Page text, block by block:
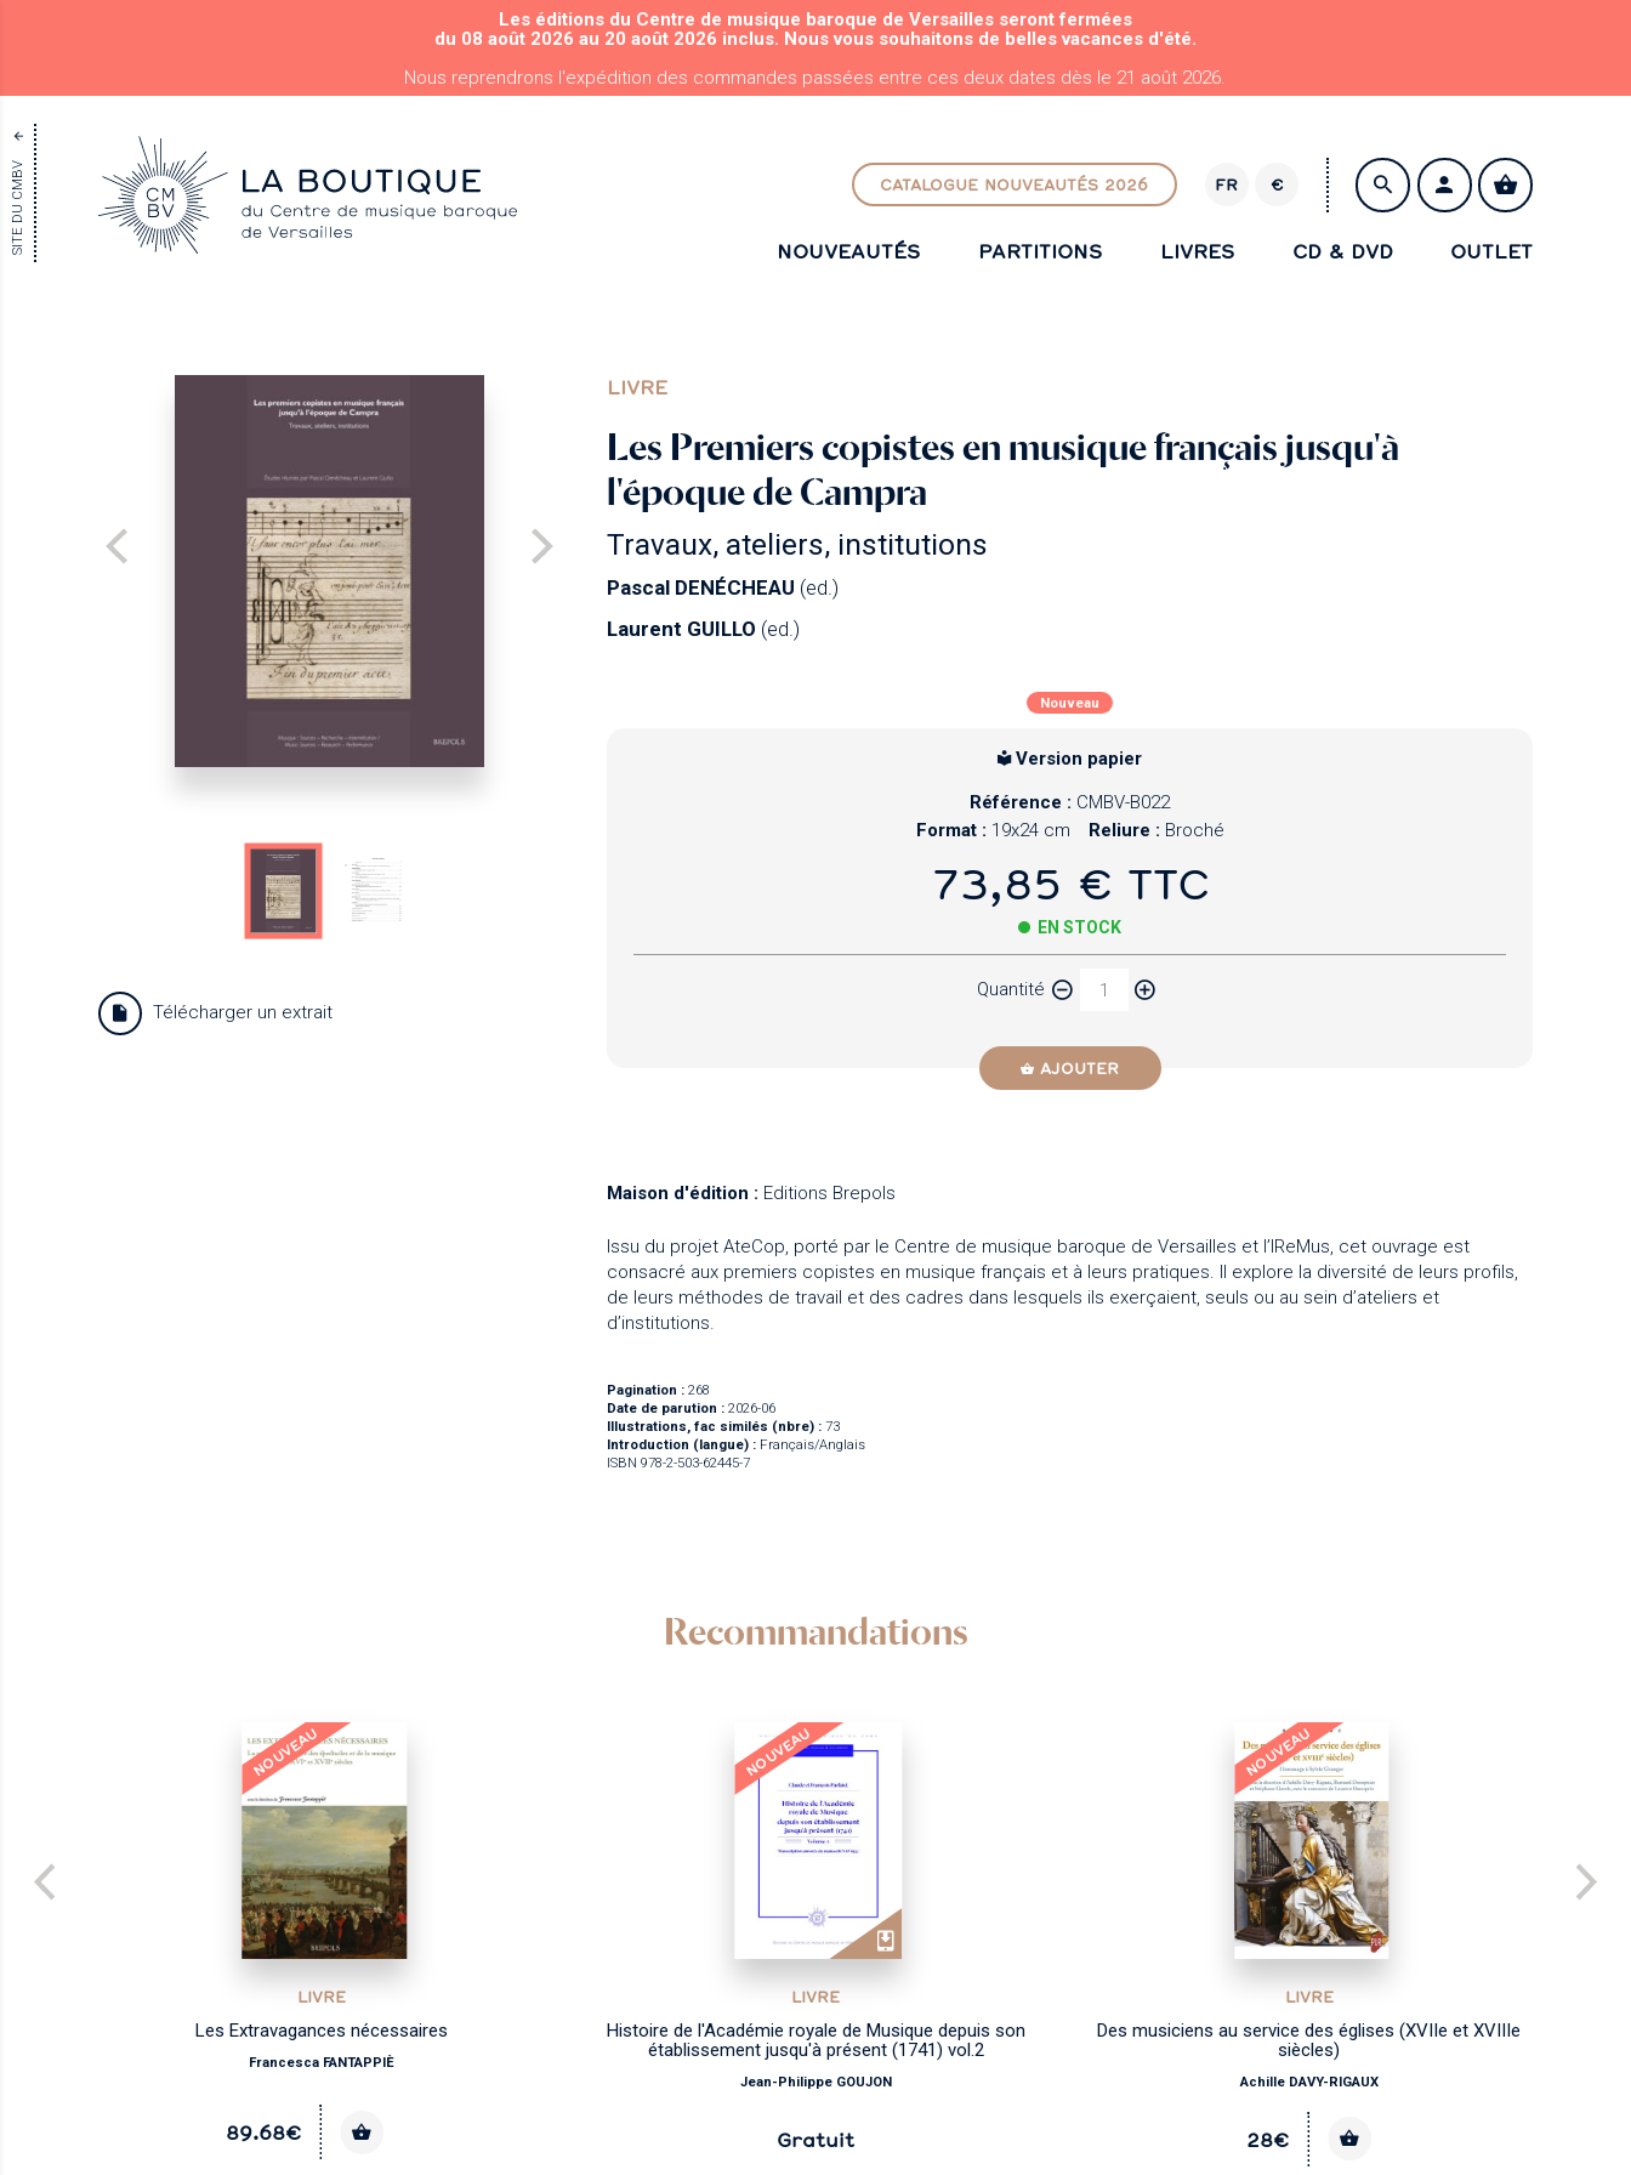
ALLER AU CONTENU PRINCIPAL
Les éditions du Centre de musique baroque de Versailles seront fermées
du 08 août 2026 au 20 août 2026 inclus. Nous vous souhaitons de belles vacances d'été.
Nous reprendrons l'expédition des commandes passées entre ces deux dates dès le 21 août 2026.
SITE DU CMBV CATALOGUE NOUVEAUTÉS 2026 FR
R
€
NOUVEAUTÉS PARTITIONS LIVRES CD & DVD OUTLET
LIVRE
Les Premiers copistes en musique français jusqu'à
l'époque de Campra
Travaux, ateliers, institutions
Pascal DENÉCHEAU (ed.)
Laurent GUILLO (ed.)
Télécharger un extrait
Nouveau
Version papier
Référence : CMBV-B022
Format : 19x24 cm Reliure : Broché
73,85 € TTC
EN STOCK
Quantité
AJOUTER
Maison d'édition : Editions Brepols
Issu du projet AteCop, porté par le Centre de musique baroque de Versailles et l’IReMus, cet ouvrage est
consacré aux premiers copistes en musique français et à leurs pratiques. Il explore la diversité de leurs profils,
de leurs méthodes de travail et des cadres dans lesquels ils exerçaient, seuls ou au sein d’ateliers et
d’institutions.
Pagination : 268
Date de parution : 2026-06
Illustrations, fac similés (nbre) : 73
Introduction (langue) : Français/Anglais
ISBN 978-2-503-62445-7
Recommandations
NOUVEAU
LIVRE
Les Extravagances nécessaires
Francesca FANTAPPIÈ
89.68€
NOUVEAU
LIVRE
Histoire de l'Académie royale de Musique depuis son
établissement jusqu'à présent (1741) vol.2
Jean-Philippe GOUJON
Gratuit
NOUVEAU
LIVRE
Des musiciens au service des églises (XVIIe et XVIIIe
siècles)
Achille DAVY-RIGAUX
28€